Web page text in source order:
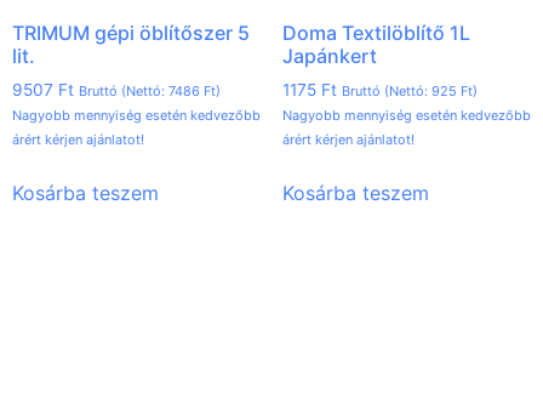
TRIMUM gépi öblítőszer 5
lit.
9507 Ft Bruttó (Nettó: 7486 Ft)
Nagyobb mennyiség esetén kedvezőbb
árért kérjen ajánlatot!
Kosárba teszem
Doma Textilöblítő 1L
Japánkert
1175 Ft Bruttó (Nettó: 925 Ft)
Nagyobb mennyiség esetén kedvezőbb
árért kérjen ajánlatot!
Kosárba teszem